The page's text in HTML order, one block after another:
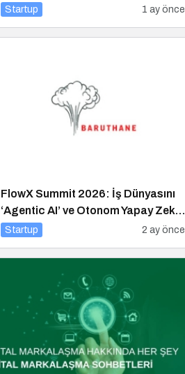
Startup 1 ay önce
FlowX Summit 2026: İş Dünyasını
‘Agentic AI’ ve Otonom Yapay Zeka
Çağına Hazırlıyor
Startup 2 ay önce